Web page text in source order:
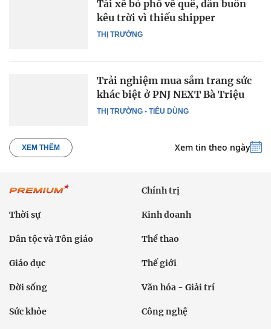
THỊ TRƯỜNG
Tài xế bỏ phố về quê, dân buôn
kêu trời vì thiếu shipper
THỊ TRƯỜNG - TIÊU DÙNG
Trải nghiệm mua sắm trang sức
khác biệt ở PNJ NEXT Bà Triệu
XEM THÊM Xem tin theo ngày
Chính trị
Thời sự Kinh doanh
Dân tộc và Tôn giáo Thể thao
Giáo dục Thế giới
Đời sống Văn hóa - Giải trí
Sức khỏe Công nghệ